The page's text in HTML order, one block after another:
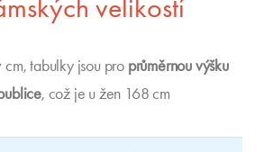
velikostí
tabulky jsou pro průměrnou výšku
, což je u žen 168 cm